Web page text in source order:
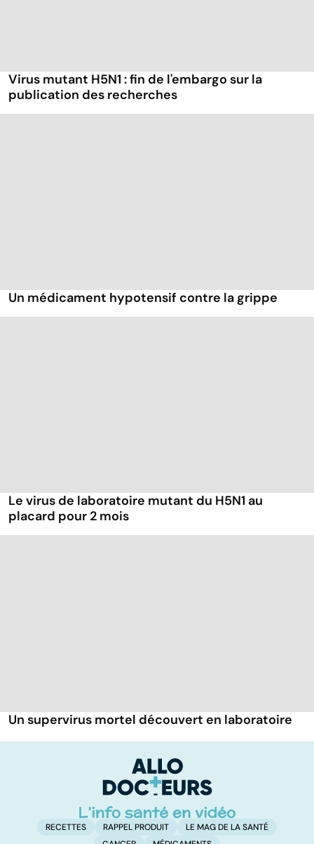
Virus mutant H5N1 : fin de l'embargo sur la
publication des recherches
Un médicament hypotensif contre la grippe
Le virus de laboratoire mutant du H5N1 au
placard pour 2 mois
Un supervirus mortel découvert en laboratoire
RECETTES RAPPEL PRODUIT
LE MAG DE LA SANTÉ